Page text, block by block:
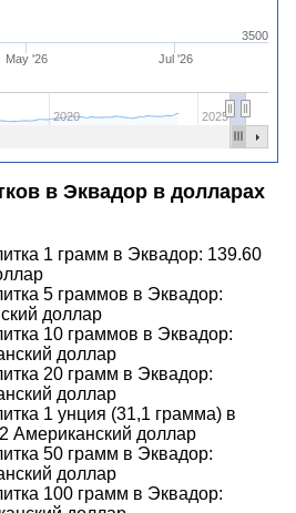
May '26 Jul '26
2020 2025
3500
в Эквадор в долларах
1 грамм в Эквадор: 139.60
5 граммов в Эквадор:
доллар
10 граммов в Эквадор:
доллар
20 грамм в Эквадор:
доллар
1 унция (31,1 грамма) в
Американский доллар
50 грамм в Эквадор:
доллар
100 грамм в Эквадор: